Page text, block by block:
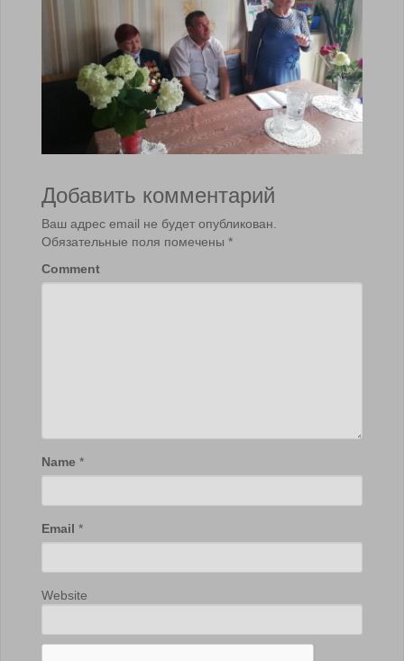
Добавить комментарий
Ваш адрес email не будет опубликован.
Обязательные поля помечены *
Comment
Name *
Email *
Website